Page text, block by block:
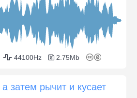
44100Hz 2.75Mb
затем рычит и кусает